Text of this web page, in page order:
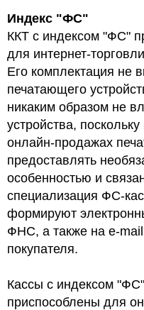
Индекс "ФС"
ККТ с индексом "ФС"
для интернет-
Его комплектация не
печатающего
никаким образом не
устройства, поскольку
онлайн-продажах
предоставлять
особенностью и
специализация ФС-
формируют
ФНС, а также на e-
покупателя.
Кассы с индексом
приспособлены для